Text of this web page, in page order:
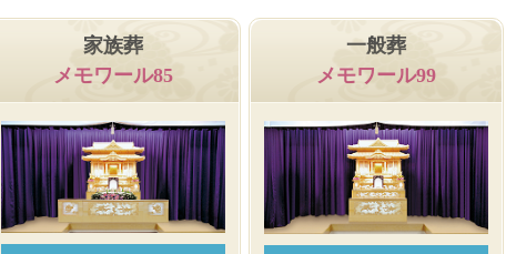
家族葬
メモワール85
一般葬
メモワール99